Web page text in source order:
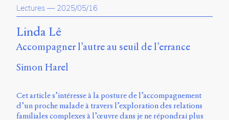
À
propos
du
site
Archipel
En
Mastodon
Lectures — 2025/05/16
Linda Lê
Accompagner l’autre au seuil de l’errance
Simon Harel
Cet article s’intéresse à la posture de l’accompagnement
d’un proche malade à travers l’exploration des relations
familiales complexes à l’œuvre dans je ne répondrai plus